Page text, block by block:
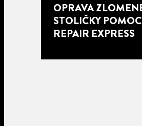
OPRAVA
STOLIČKY
REPAIR EXPRESS